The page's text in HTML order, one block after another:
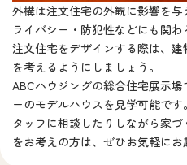
外構は注文住宅の外観に影響を
ライバシー・防犯性などにも関わ
注文住宅をデザインする際は、
を考えるようにしましょう。
ABCハウジングの総合住宅展示
ーのモデルハウスを見学可能で
タッフに相談したりしながら家
をお考えの方は、ぜひお気軽にお